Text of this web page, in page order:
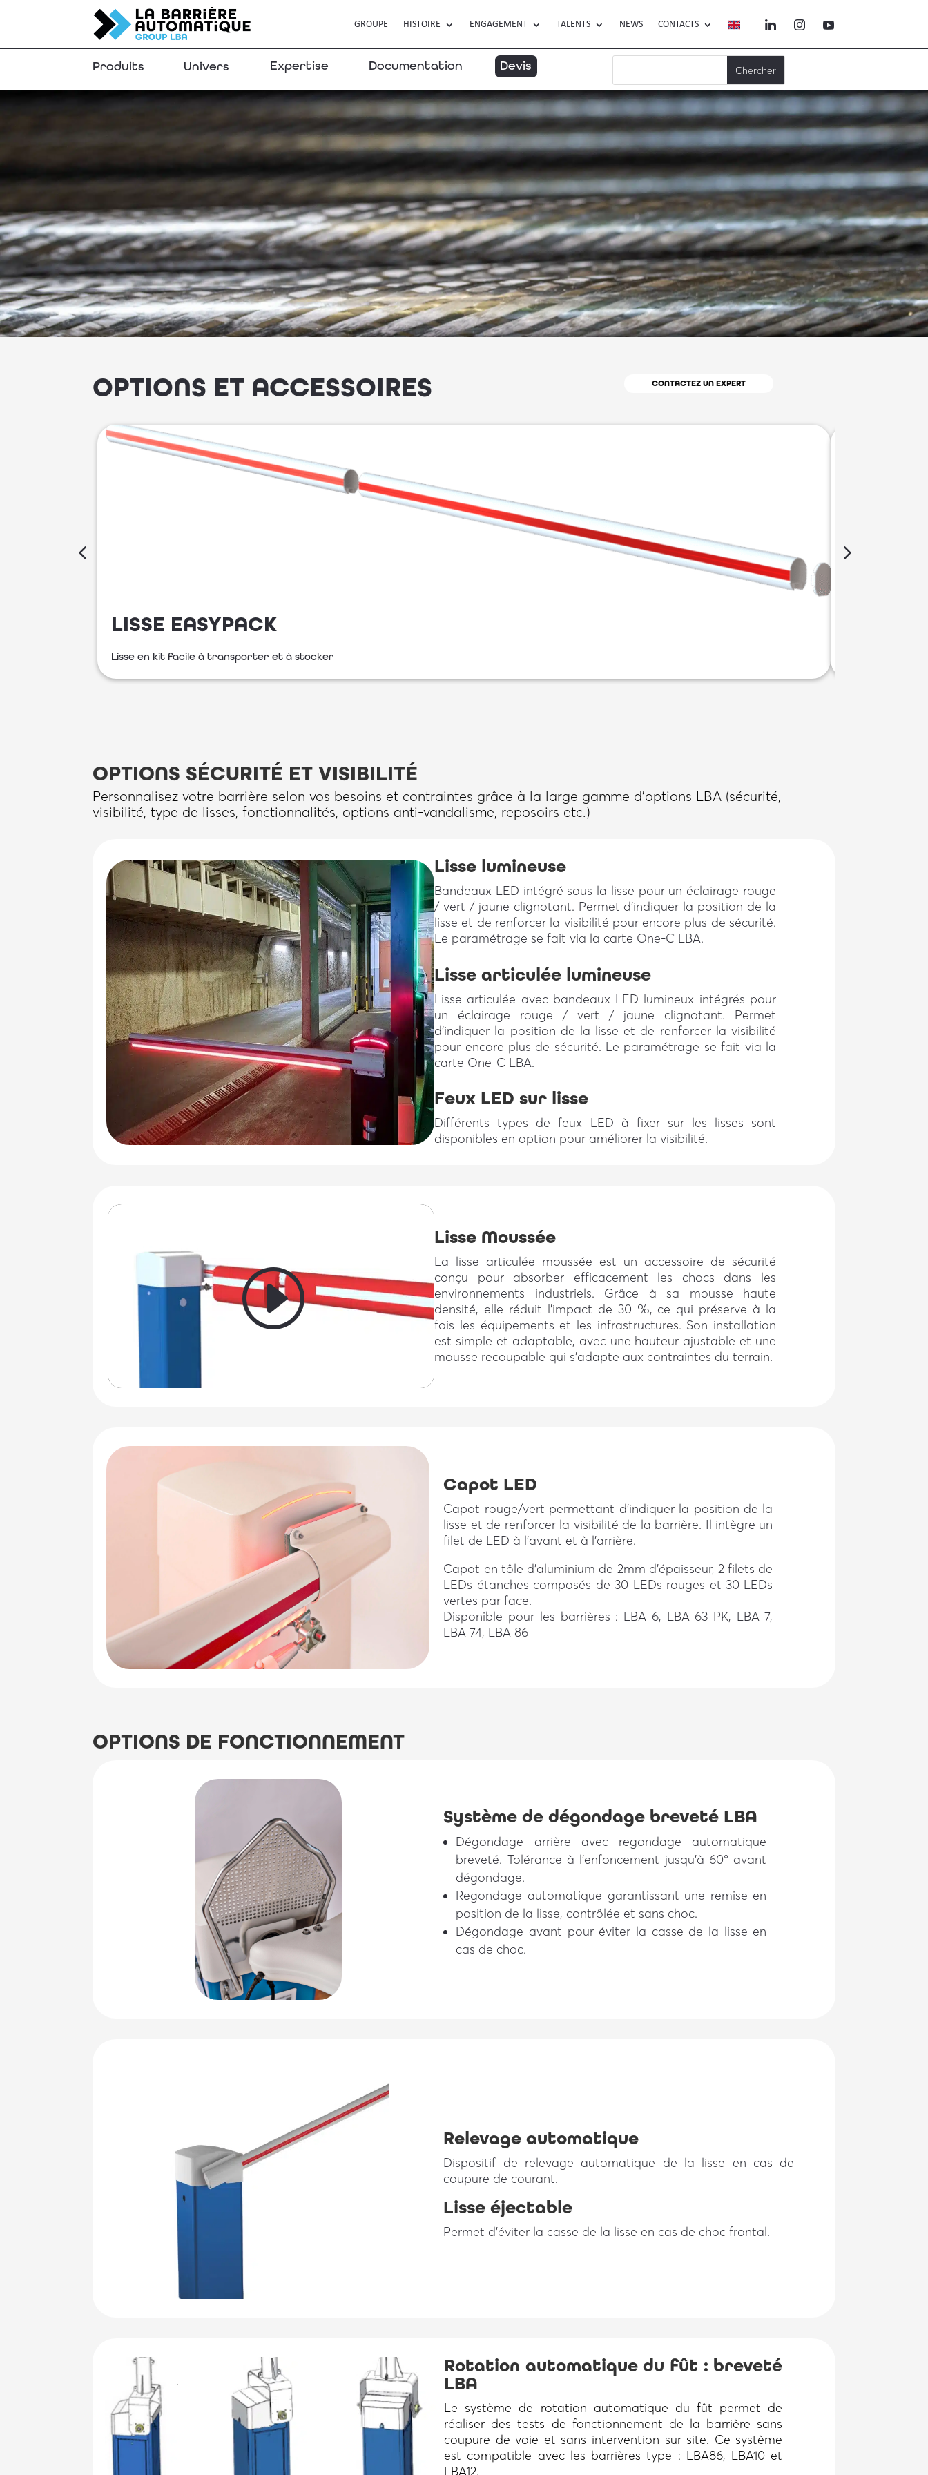
GROUPE HISTOIRE ENGAGEMENT TALENTS NEWS CONTACTS
Produits Univers Expertise Documentation Devis
OPTIONS ET ACCESSOIRES CONTACTEZ UN EXPERT
LISSE EASYPACK
Lisse en kit facile à transporter et à stocker
OPTIONS SÉCURITÉ ET VISIBILITÉ
Personnalisez votre barrière selon vos besoins et contraintes grâce à la large gamme d’options LBA (sécurité,
visibilité, type de lisses, fonctionnalités, options anti-vandalisme, reposoirs etc.)
Lisse lumineuse
Bandeaux LED intégré sous la lisse pour un éclairage rouge
/ vert / jaune clignotant. Permet d’indiquer la position de la
lisse et de renforcer la visibilité pour encore plus de sécurité.
Le paramétrage se fait via la carte One-C LBA.
Lisse articulée lumineuse
Lisse articulée avec bandeaux LED lumineux intégrés pour
un éclairage rouge / vert / jaune clignotant. Permet
d’indiquer la position de la lisse et de renforcer la visibilité
pour encore plus de sécurité. Le paramétrage se fait via la
carte One-C LBA.
Feux LED sur lisse
Différents types de feux LED à fixer sur les lisses sont
disponibles en option pour améliorer la visibilité.
Lisse Moussée
La lisse articulée moussée est un accessoire de sécurité
conçu pour absorber efficacement les chocs dans les
environnements industriels. Grâce à sa mousse haute
densité, elle réduit l’impact de 30 %, ce qui préserve à la
fois les équipements et les infrastructures. Son installation
est simple et adaptable, avec une hauteur ajustable et une
mousse recoupable qui s’adapte aux contraintes du terrain.
Capot LED
Capot rouge/vert permettant d’indiquer la position de la
lisse et de renforcer la visibilité de la barrière. Il intègre un
filet de LED à l’avant et à l’arrière.
Capot en tôle d’aluminium de 2mm d’épaisseur, 2 filets de
LEDs étanches composés de 30 LEDs rouges et 30 LEDs
vertes par face.
Disponible pour les barrières : LBA 6, LBA 63 PK, LBA 7,
LBA 74, LBA 86
OPTIONS DE FONCTIONNEMENT
Système de dégondage breveté LBA
Dégondage arrière avec regondage automatique
breveté. Tolérance à l’enfoncement jusqu’à 60° avant
dégondage.
Regondage automatique garantissant une remise en
position de la lisse, contrôlée et sans choc.
Dégondage avant pour éviter la casse de la lisse en
cas de choc.
Relevage automatique
Dispositif de relevage automatique de la lisse en cas de
coupure de courant.
Lisse éjectable
Permet d’éviter la casse de la lisse en cas de choc frontal.
Rotation automatique du fût : breveté
LBA
Le système de rotation automatique du fût permet de
réaliser des tests de fonctionnement de la barrière sans
coupure de voie et sans intervention sur site. Ce système
est compatible avec les barrières type : LBA86, LBA10 et
LBA12.